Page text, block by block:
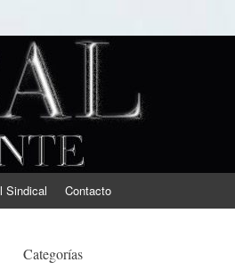
Sindical Contacto
Categorías